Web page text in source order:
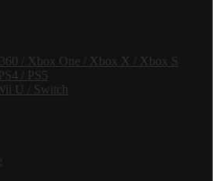
/ Xbox One / Xbox X / Xbox S
/ PS5
U / Switch